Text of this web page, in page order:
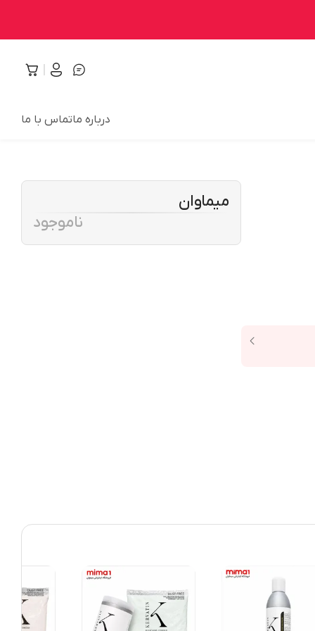
درباره ماتماس با ما
میماوان
ناموجود